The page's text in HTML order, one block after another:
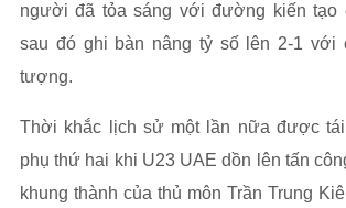
người đã tỏa sáng với đường kiến tạo
sau đó ghi bàn nâng tỷ số lên 2-1 với
tượng.
Thời khắc lịch sử một lần nữa được
phụ thứ hai khi U23 UAE dồn lên tấn
khung thành của thủ môn Trần Trung